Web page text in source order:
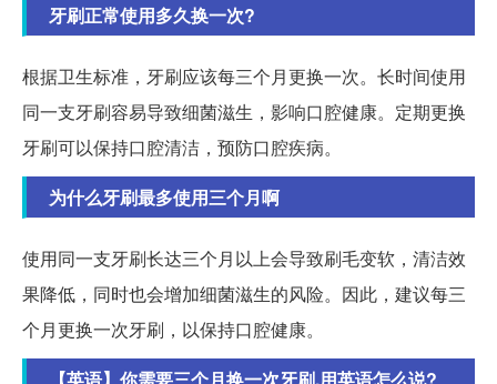
牙刷正常使用多久换一次?
根据卫生标准，牙刷应该每三个月更换一次。长时间使用
同一支牙刷容易导致细菌滋生，影响口腔健康。定期更换
牙刷可以保持口腔清洁，预防口腔疾病。
为什么牙刷最多使用三个月啊
使用同一支牙刷长达三个月以上会导致刷毛变软，清洁效
果降低，同时也会增加细菌滋生的风险。因此，建议每三
个月更换一次牙刷，以保持口腔健康。
【英语】你需要三个月换一次牙刷,用英语怎么说?